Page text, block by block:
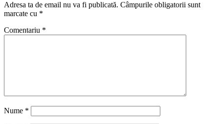
Adresa ta de email nu va fi publicată. Câmpurile obligatorii sunt
marcate cu *
Comentariu *
Nume *